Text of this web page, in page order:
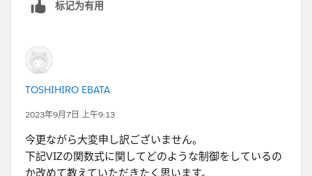
标记为有用
TOSHIHIRO EBATA
2023年9月7日 上午9:13
今更ながら大変申し訳ございません。
下記VIZの関数式に関してどのような制御をしているの
か改めて教えていただきたく思います。